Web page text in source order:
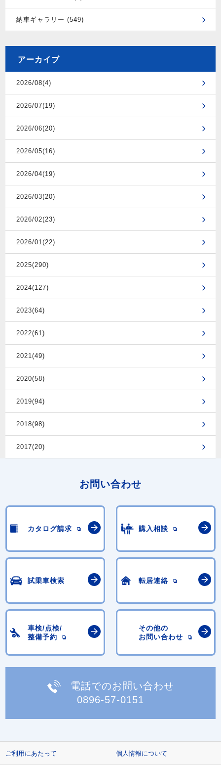
納車ギャラリー (549)
アーカイブ
2026/08(4)
2026/07(19)
2026/06(20)
2026/05(16)
2026/04(19)
2026/03(20)
2026/02(23)
2026/01(22)
2025(290)
2024(127)
2023(64)
2022(61)
2021(49)
2020(58)
2019(94)
2018(98)
2017(20)
お問い合わせ
カタログ請求 購入相談
試乗車検索 転居連絡
車検/点検/
整備予約
その他の
お問い合わせ
電話でのお問い合わせ
0896-57-0151
ご利用にあたって 個人情報について